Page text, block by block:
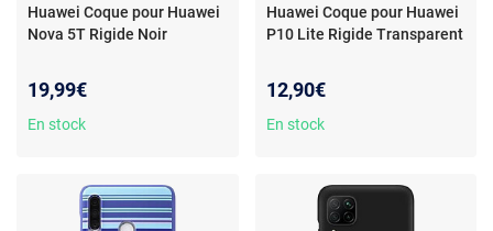
Huawei Coque pour Huawei
Nova 5T Rigide Noir
19,99€
En stock
Huawei Coque pour Huawei
P10 Lite Rigide Transparent
12,90€
En stock